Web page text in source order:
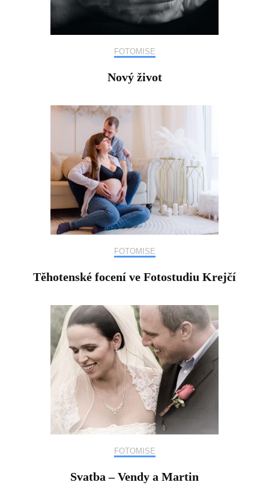
FOTOMISE
Nový život
FOTOMISE
Těhotenské focení ve Fotostudiu Krejčí
FOTOMISE
Svatba – Vendy a Martin